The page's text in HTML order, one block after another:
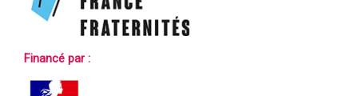
Financé par :